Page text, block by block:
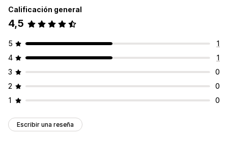
Calificación general
4,5
5
1
4
1
3
0
2
0
1
0
Escribir una reseña